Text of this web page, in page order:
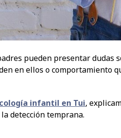
pueden presentar
en ellos o comportamiento
infantil en Tui,
detección temprana.